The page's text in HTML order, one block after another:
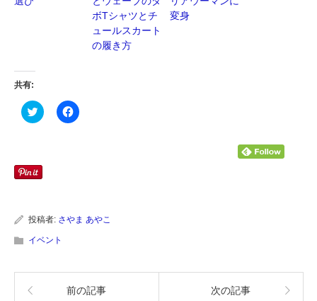
ボTシャツとチ
ュールスカート
の履き方
変身
共有:
ク
リ
Twitter
で
共
い
ィ
ン
で
Facebook
で
し
(新
し
い
投稿者: さやま あやこ
イベント
前の記事 次の記事